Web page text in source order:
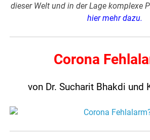
dieser Welt und in der Lage komplexe
hier mehr dazu.
Corona
von Dr. Sucharit Bhakdi und